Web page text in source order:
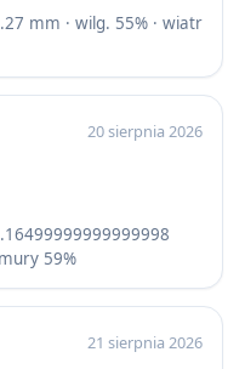
mm · wilg. 55% · wiatr
20 sierpnia 2026
59%
21 sierpnia 2026